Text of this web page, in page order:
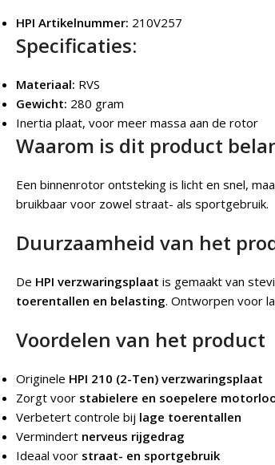
HPI Artikelnummer: 210V257
Specificaties:
Materiaal: RVS
Gewicht: 280 gram
Inertia plaat, voor meer massa aan de rotor
Waarom is dit product
Een binnenrotor ontsteking is licht en snel,
bruikbaar voor zowel straat- als sportgebruik.
Duurzaamheid van het
De HPI verzwaringsplaat is gemaakt van
toerentallen en belasting. Ontworpen voor
Voordelen van het product
Originele HPI 210 (2-Ten) verzwaringsplaat
Zorgt voor stabielere en soepelere
Verbetert controle bij lage toerentallen
Vermindert nerveus rijgedrag
Ideaal voor straat- en sportgebruik